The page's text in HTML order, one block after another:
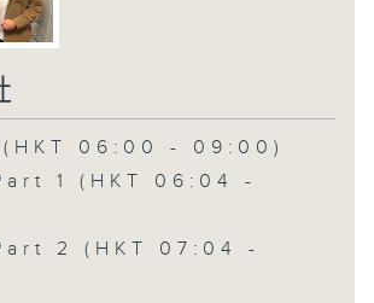
(HKT 06:00 - 09:00)
1 (HKT 06:04 -
2 (HKT 07:04 -